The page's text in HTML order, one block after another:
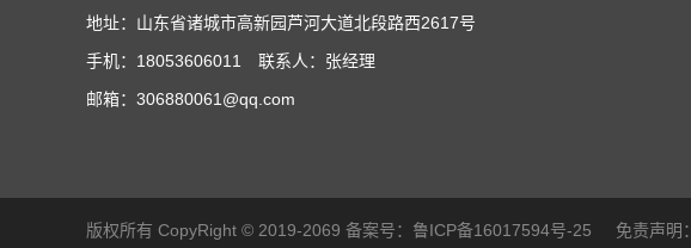
地址：山东省诸城市高新园芦河大道北段路西2617号
手机：18053606011 联系人：张经理
邮箱：306880061@qq.com
版权所有 CopyRight © 2019-2069 备案号： 鲁ICP备16017594号-25 免责声明：